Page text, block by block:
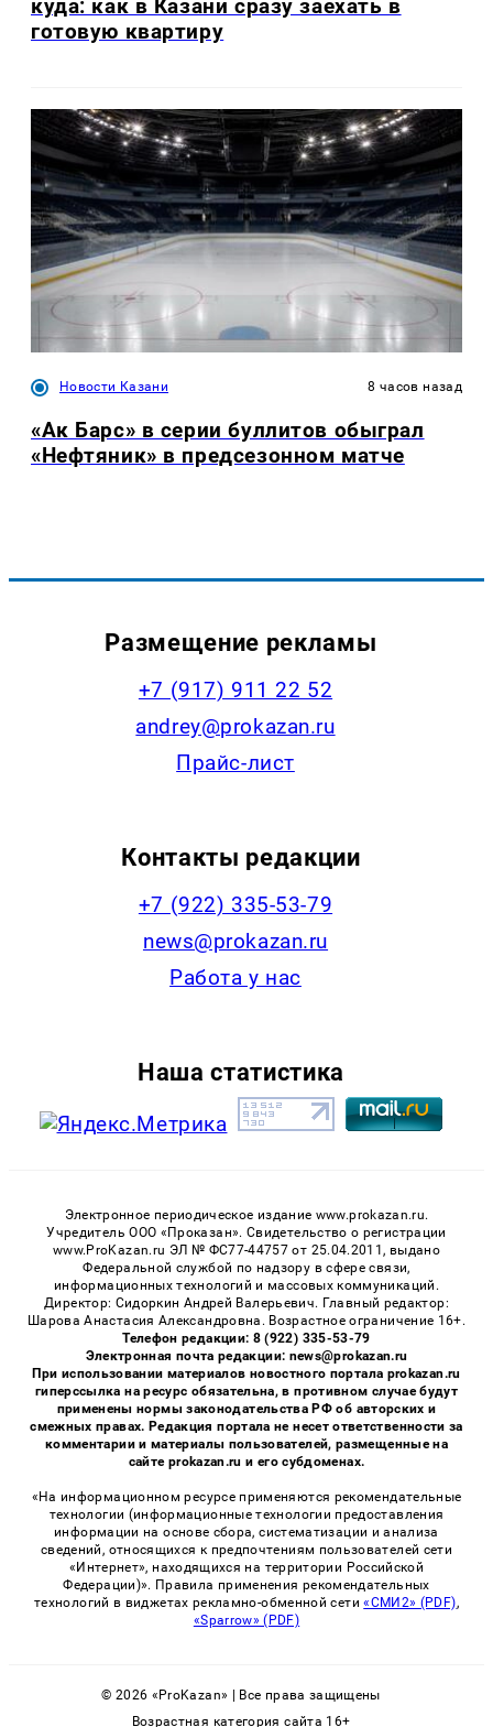
куда: как в Казани сразу заехать в
готовую квартиру
Новости Казани 8 часов назад
«Ак Барс» в серии буллитов обыграл
«Нефтяник» в предсезонном матче
Размещение рекламы
+7 (917) 911 22 52
andrey@prokazan.ru
Прайс-лист
Контакты редакции
+7 (922) 335-53-79
news@prokazan.ru
Работа у нас
Наша статистика
Электронное периодическое издание www.prokazan.ru.
Учредитель ООО «Проказан». Cвидетельство о регистрации
www.ProKazan.ru ЭЛ № ФС77-44757 от 25.04.2011, выдано
Федеральной службой по надзору в сфере связи,
информационных технологий и массовых коммуникаций.
Директор: Сидоркин Андрей Валерьевич. Главный редактор:
Шарова Анастасия Александровна. Возрастное ограничение 16+.
Телефон редакции: 8 (922) 335-53-79
Электронная почта редакции: news@prokazan.ru
При использовании материалов новостного портала prokazan.ru
гиперссылка на ресурс обязательна, в противном случае будут
применены нормы законодательства РФ об авторских и
смежных правах. Редакция портала не несет ответственности за
комментарии и материалы пользователей, размещенные на
сайте prokazan.ru и его субдоменах.
«На информационном ресурсе применяются рекомендательные
технологии (информационные технологии предоставления
информации на основе сбора, систематизации и анализа
сведений, относящихся к предпочтениям пользователей сети
«Интернет», находящихся на территории Российской
Федерации)». Правила применения рекомендательных
технологий в виджетах рекламно-обменной сети«СМИ2» (PDF),
«Sparrow» (PDF)
© 2026 «ProKazan» | Все права защищены
Возрастная категория сайта 16+